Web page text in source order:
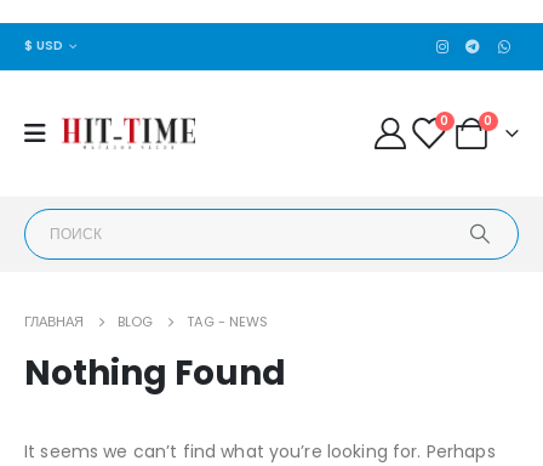
$ USD
0 0
ГЛАВНАЯ BLOG TAG - NEWS
Nothing Found
It seems we can’t find what you’re looking for. Perhaps